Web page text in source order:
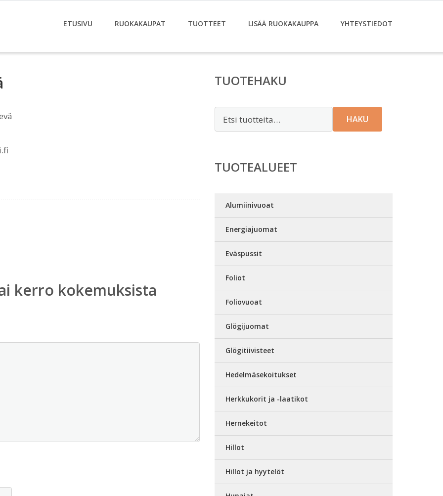
ETUSIVU RUOKAKAUPAT TUOTTEET LISÄÄ RUOKAKAUPPA YHTEYSTIEDOT
kerro kokemuksista
TUOTEHAKU
HAKU
TUOTEALUEET
Alumiinivuoat
Energiajuomat
Eväspussit
Foliot
Foliovuoat
Glögijuomat
Glögitiivisteet
Hedelmäsekoitukset
Herkkukorit ja -laatikot
Hernekeitot
Hillot
Hillot ja hyytelöt